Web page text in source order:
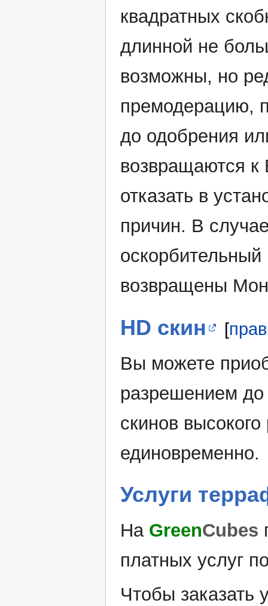
квадратных
длинной не
возможны, но
премодерацию,
до одобрения
возвращаются к
отказать в
причин. В
возвращены
HD скин [
Вы можете
разрешением
скинов
единовременно.
Услуги
На GreenCubes
платных услуг
Чтобы заказать